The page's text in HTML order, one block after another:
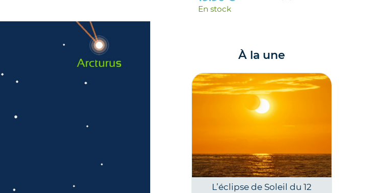
21.00€
En stock
En stock
À la une
L’éclipse de Soleil du 12